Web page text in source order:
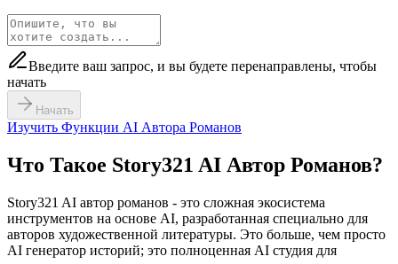
Введите ваш запрос, и вы будете перенаправлены, чтобы
начать
Начать
Изучить Функции AI Автора Романов
Что Такое Story321 AI Автор Романов?
Story321 AI автор романов - это сложная экосистема
инструментов на основе AI, разработанная специально для
авторов художественной литературы. Это больше, чем просто
AI генератор историй; это полноценная AI студия для